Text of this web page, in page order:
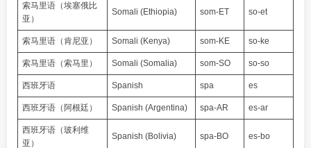
索马里语（埃塞俄比
亚）
Somali (Ethiopia) som-ET so-et
索马里语（肯尼亚） Somali (Kenya) som-KE so-ke
索马里语（索马里） Somali (Somalia) som-SO so-so
西班牙语 Spanish spa es
西班牙语（阿根廷） Spanish (Argentina) spa-AR es-ar
西班牙语（玻利维
亚）
Spanish (Bolivia) spa-BO es-bo